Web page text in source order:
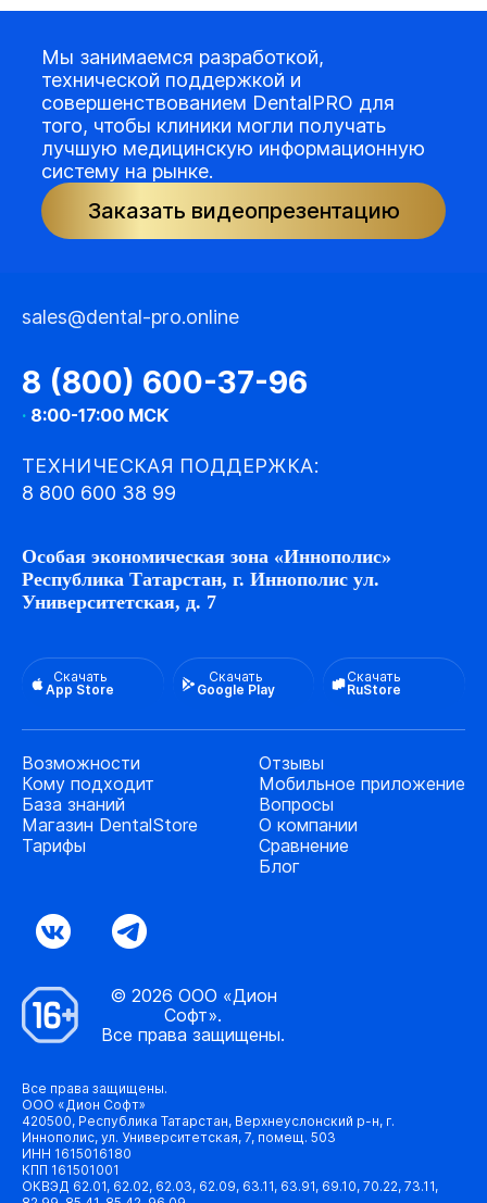
Мы занимаемся разработкой,
технической поддержкой и
совершенствованием DentalPRO для
того, чтобы клиники могли получать
лучшую медицинскую информационную
систему на рынке.
Заказать видеопрезентацию
sales@dental-pro.online
8 (800) 600-37-96
· 8:00-17:00 МСК
ТЕХНИЧЕСКАЯ ПОДДЕРЖКА:
8 800 600 38 99
Особая экономическая зона «Иннополис»
Республика Татарстан, г. Иннополис ул.
Университетская, д. 7
Скачать
App Store
Скачать
Google Play
Скачать
RuStore
Возможности
Кому подходит
База знаний
Магазин DentalStore
Тарифы
Отзывы
Мобильное приложение
Вопросы
О компании
Сравнение
Блог
© 2026 ООО «Дион
Софт».
Все права защищены.
Все права защищены.
ООО «Дион Софт»
420500, Республика Татарстан, Верхнеуслонский р-н, г.
Иннополис, ул. Университетская, 7, помещ. 503
ИНН 1615016180
КПП 161501001
ОКВЭД 62.01, 62.02, 62.03, 62.09, 63.11, 63.91, 69.10, 70.22, 73.11,